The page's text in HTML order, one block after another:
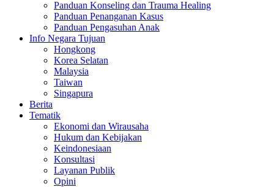
Panduan Konseling dan Trauma Healing
Panduan Penanganan Kasus
Panduan Pengasuhan Anak
Info Negara Tujuan
Hongkong
Korea Selatan
Malaysia
Taiwan
Singapura
Berita
Tematik
Ekonomi dan Wirausaha
Hukum dan Kebijakan
Keindonesiaan
Konsultasi
Layanan Publik
Opini